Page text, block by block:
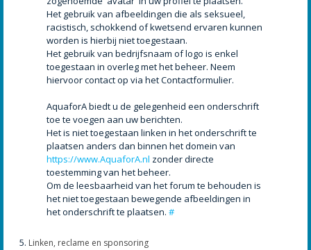
Het gebruik van afbeeldingen die als seksueel,
racistisch, schokkend of kwetsend ervaren kunnen
worden is hierbij niet toegestaan.
Het gebruik van bedrijfsnaam of logo is enkel
toegestaan in overleg met het beheer. Neem
hiervoor contact op via het Contactformulier.
AquaforA biedt u de gelegenheid een onderschrift
toe te voegen aan uw berichten.
Het is niet toegestaan linken in het onderschrift te
plaatsen anders dan binnen het domein van
https://www.AquaforA.nl zonder directe
toestemming van het beheer.
Om de leesbaarheid van het forum te behouden is
het niet toegestaan bewegende afbeeldingen in
het onderschrift te plaatsen. #
Linken, reclame en sponsoring